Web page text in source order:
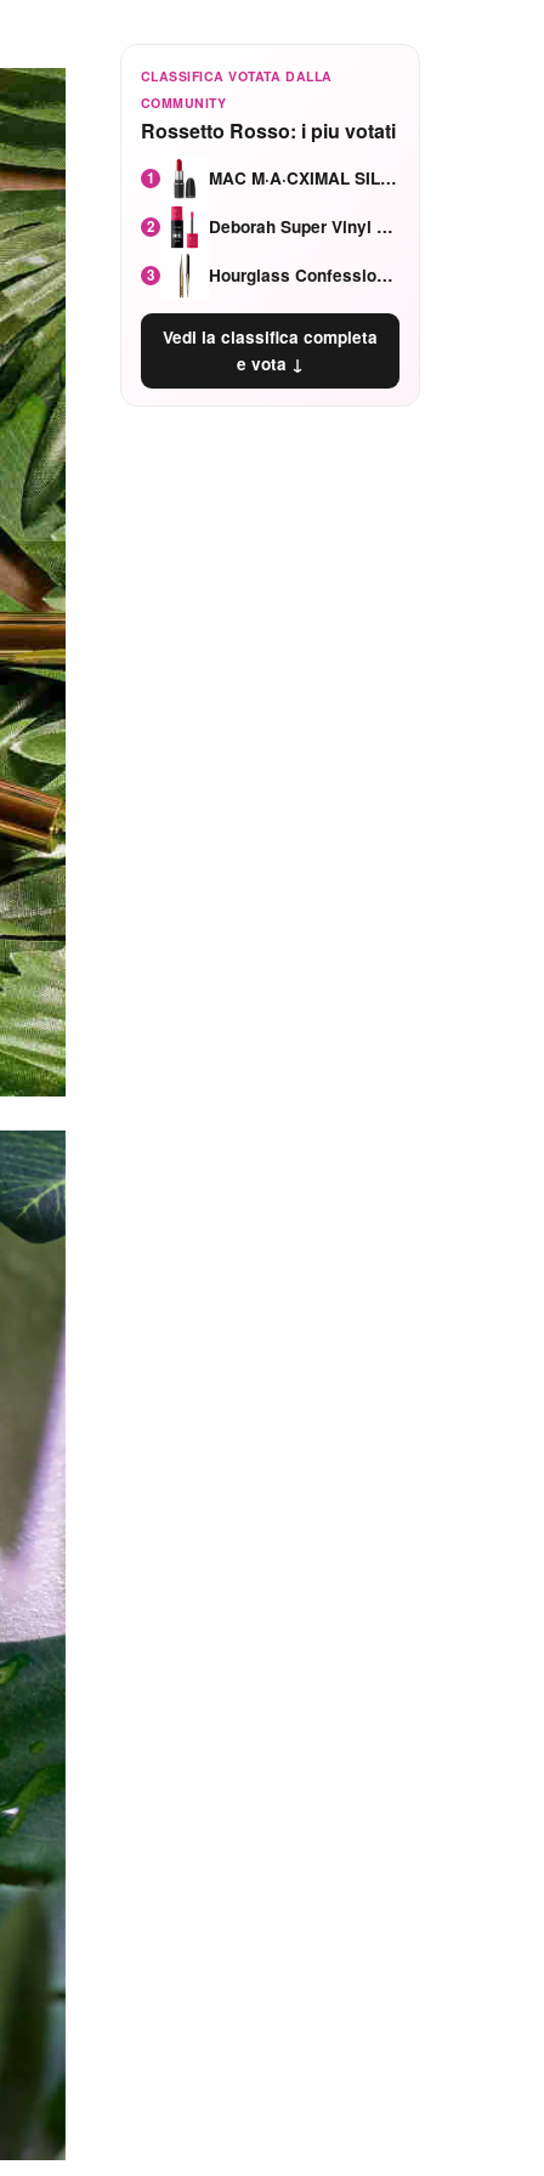
CLASSIFICA VOTATA DALLA
COMMUNITY
Rossetto Rosso: i piu votati
1 MAC M·A·CXIMAL SILKY MATTE Red Rock mat
2 Deborah Super Vinyl Shake Rosa Ciliegia
3 Hourglass Confession Ricaricabile Ultra Preciso Ad Alta Intensità Secretly Classic Red
Vedi la classifica completa
e vota ↓